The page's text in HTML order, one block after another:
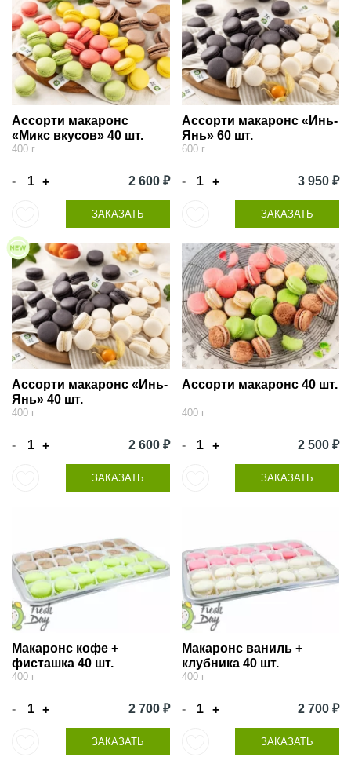
Ассорти макаронс
«Микс вкусов» 40 шт.
400 г
- + 2 600 ₽
ЗАКАЗАТЬ
Ассорти макаронс «Инь-
Янь» 60 шт.
600 г
- + 3 950 ₽
ЗАКАЗАТЬ
Ассорти макаронс «Инь-
Янь» 40 шт.
400 г
- + 2 600 ₽
ЗАКАЗАТЬ
Ассорти макаронс 40 шт.
400 г
- + 2 500 ₽
ЗАКАЗАТЬ
Макаронс кофе +
фисташка 40 шт.
400 г
- + 2 700 ₽
ЗАКАЗАТЬ
Макаронс ваниль +
клубника 40 шт.
400 г
- + 2 700 ₽
ЗАКАЗАТЬ